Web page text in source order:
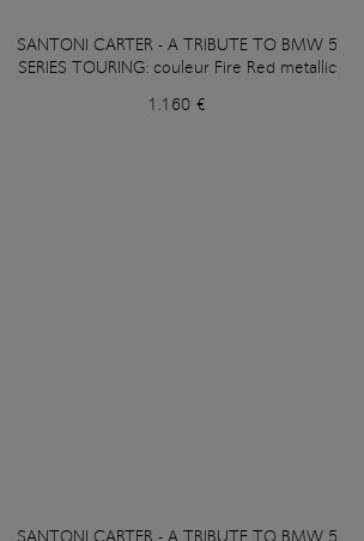
SANTONI CARTER - A TRIBUTE TO BMW 5
SERIES TOURING: couleur Fire Red metallic
1.160 €
SANTONI CARTER - A TRIBUTE TO BMW 5